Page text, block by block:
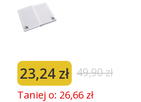
23,24 zł 49,90 zł
Taniej o: 26,66 zł